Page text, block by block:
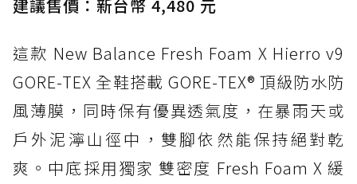
建議售價：新台幣 4,480 元
這款 New Balance Fresh Foam X Hierro v9
GORE-TEX 全鞋搭載 GORE-TEX® 頂級防水防
風薄膜，同時保有優異透氣度，在暴雨天或
戶外泥濘山徑中，雙腳依然能保持絕對乾
爽。中底採用獨家 雙密度 Fresh Foam X 緩